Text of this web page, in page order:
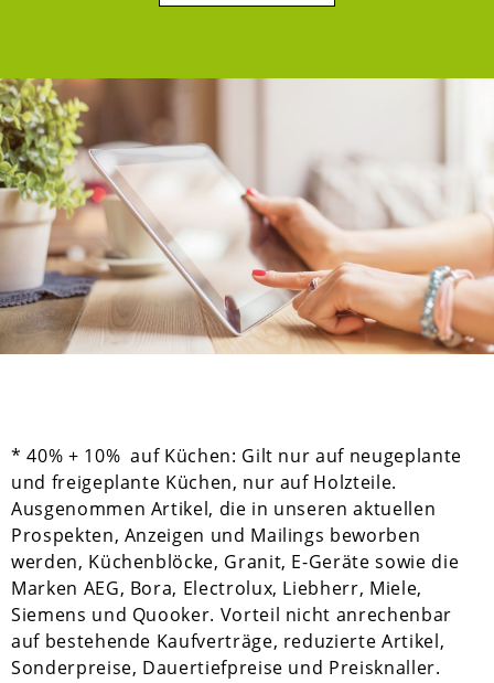
* 40% + 10% auf Küchen: Gilt nur auf neugeplante
und freigeplante Küchen, nur auf Holzteile.
Ausgenommen Artikel, die in unseren aktuellen
Prospekten, Anzeigen und Mailings beworben
werden, Küchenblöcke, Granit, E-Geräte sowie die
Marken AEG, Bora, Electrolux, Liebherr, Miele,
Siemens und Quooker. Vorteil nicht anrechenbar
auf bestehende Kaufverträge, reduzierte Artikel,
Sonderpreise, Dauertiefpreise und Preisknaller.